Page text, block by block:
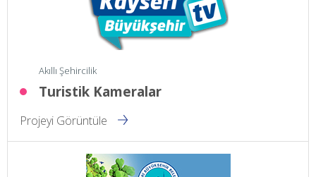
Akıllı Şehircilik
Turistik Kameralar
Projeyi Görüntüle